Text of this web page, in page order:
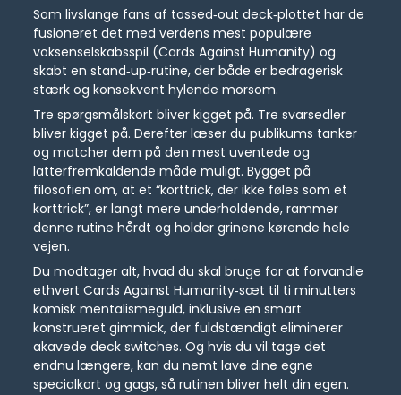
Som livslange fans af tossed‑out deck‑plottet har de
fusioneret det med verdens mest populære
voksenselskabsspil (Cards Against Humanity) og
skabt en stand‑up‑rutine, der både er bedragerisk
stærk og konsekvent hylende morsom.
Tre spørgsmålskort bliver kigget på. Tre svarsedler
bliver kigget på. Derefter læser du publikums tanker
og matcher dem på den mest uventede og
latterfremkaldende måde muligt. Bygget på
filosofien om, at et “korttrick, der ikke føles som et
korttrick”, er langt mere underholdende, rammer
denne rutine hårdt og holder grinene kørende hele
vejen.
Du modtager alt, hvad du skal bruge for at forvandle
ethvert Cards Against Humanity‑sæt til ti minutters
komisk mentalismeguld, inklusive en smart
konstrueret gimmick, der fuldstændigt eliminerer
akavede deck switches. Og hvis du vil tage det
endnu længere, kan du nemt lave dine egne
specialkort og gags, så rutinen bliver helt din egen.